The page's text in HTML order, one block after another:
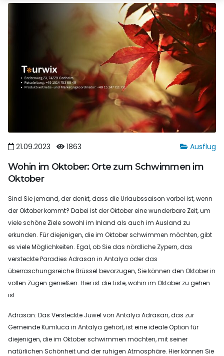
Ausflug
21.09.2023 1863
Wohin im Oktober: Orte zum Schwimmen im
Oktober
Sind Sie jemand, der denkt, dass die Urlaubssaison vorbei ist, wenn
der Oktober kommt? Dabei ist der Oktober eine wunderbare Zeit, um
viele schöne Ziele sowohl im Inland als auch im Ausland zu
erkunden. Für diejenigen, die im Oktober schwimmen möchten, gibt
es viele Möglichkeiten. Egal, ob Sie das nördliche Zypern, das
versteckte Paradies Adrasan in Antalya oder das
überraschungsreiche Brüssel bevorzugen, Sie können den Oktober in
vollen Zügen genießen. Hier ist die Liste, wohin im Oktober zu gehen
ist:
Adrasan: Das Versteckte Juwel von Antalya Adrasan, das zur
Gemeinde Kumluca in Antalya gehört, ist eine ideale Option für
diejenigen, die im Oktober schwimmen möchten, mit seiner
natürlichen Schönheit und der ruhigen Atmosphäre. Hier können Sie